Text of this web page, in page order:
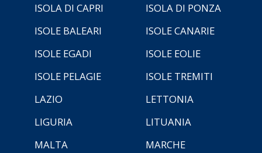
ISOLA DI CAPRI
ISOLA DI PONZA
ISOLE BALEARI
ISOLE CANARIE
ISOLE EGADI
ISOLE EOLIE
ISOLE PELAGIE
ISOLE TREMITI
LAZIO
LETTONIA
LIGURIA
LITUANIA
MALTA
MARCHE